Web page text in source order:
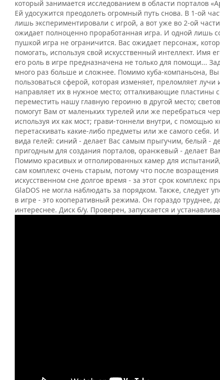
который занимается исследованием в области порталов
Ей удосужится преодолеть огромный путь снова. В 1-ой
лишь экспериментировали с игрой, а вот уже во 2-ой
ожидает полноценно проработанная игра. И одной лишь
пушкой игра не ограничится. Вас ожидает персонаж,
помогать, используя свой искусственный интеллект. Имя
его роль в игре предназначена не только для помощи...
много раз больше и сложнее. Помимо куба-компаньона, Вы
пользоваться сферой, которая изменяет, преломляет
направляет их в нужное место; отталкивающие пластины
переместить нашу главную героиню в другой место;
помогут Вам от маленьких турелей или же перебраться
используя их как мост; грави-тоннели внутри, с помощью
перетаскивать какие-либо предметы или же самого себя.
вида гелей: синий - делает Вас самым прыгучим, белый -
пригодным для создания порталов, оранжевый - делает
Помимо красивых и отполированных камер для
сам комплекс очень старым, потому что после
искусственном сне долгое время - за этот срок комплекс
GlaDOS не могла наблюдать за порядком. Также, следует
в игре - это кооперативный режима. Он гораздо труднее,
интереснее. Диск б/у. Проверен, запускается и